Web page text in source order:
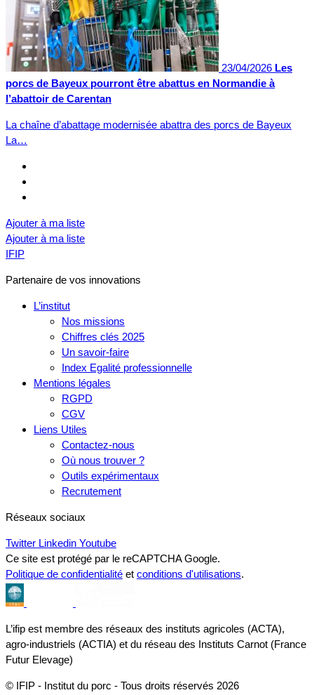
23/04/2026 Les
porcs de Bayeux pourront être abattus en Normandie à
l’abattoir de Carentan
La chaîne d’abattage modernisée abattra des porcs de Bayeux
La…
Ajouter à ma liste
Ajouter à ma liste
IFIP
Partenaire de vos innovations
L’institut
Nos missions
Chiffres clés 2025
Un savoir-faire
Index Egalité professionnelle
Mentions légales
RGPD
CGV
Liens Utiles
Contactez-nous
Où nous trouver ?
Outils expérimentaux
Recrutement
Réseaux sociaux
Twitter Linkedin Youtube
Ce site est protégé par le reCAPTCHA Google.
Politique de confidentialité et conditions d'utilisations.
L’ifip est membre des réseaux des instituts agricoles (ACTA),
agro-industriels (ACTIA) et du réseau des Instituts Carnot (France
Futur Elevage)
© IFIP - Institut du porc - Tous droits réservés 2026